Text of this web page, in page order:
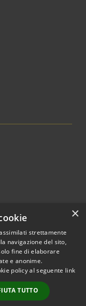
×
strettamente
navigazione del sito,
fine di elaborare
e anonime.
policy al seguente link
TUTTO